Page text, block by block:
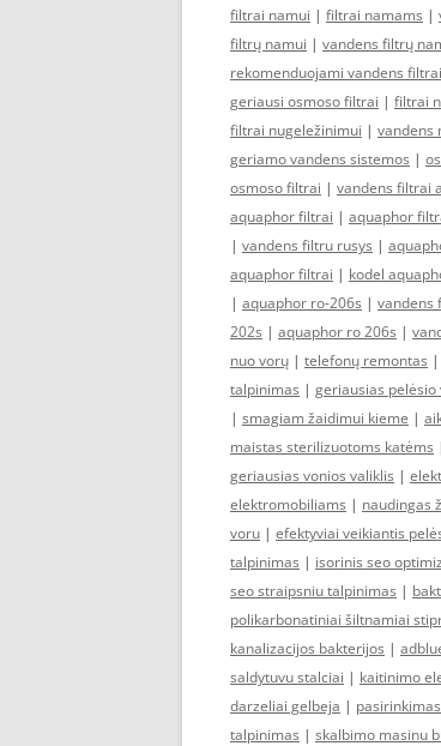
filtrai namui | filtrai namams |
filtrų namui | vandens filtrų
rekomenduojami vandens
geriausi osmoso filtrai | filtrai
filtrai nugeležinimui | vandens
geriamo vandens sistemos |
osmoso filtrai | vandens filtrai
aquaphor filtrai | aquaphor
| vandens filtru rusys |
aquaphor filtrai | kodel
| aquaphor ro-206s | vandens
202s | aquaphor ro 206s |
nuo vorų | telefonų remontas |
talpinimas | geriausias pelėsio
| smagiam žaidimui kieme |
maistas sterilizuotoms katėms
geriausias vonios valiklis |
elektromobiliams | naudingas
voru | efektyviai veikiantis
talpinimas | isorinis seo
seo straipsniu talpinimas |
polikarbonatiniai šiltnamiai
kanalizacijos bakterijos |
saldytuvu stalciai | kaitinimo
darzeliai gelbeja |
talpinimas | skalbimo masinu